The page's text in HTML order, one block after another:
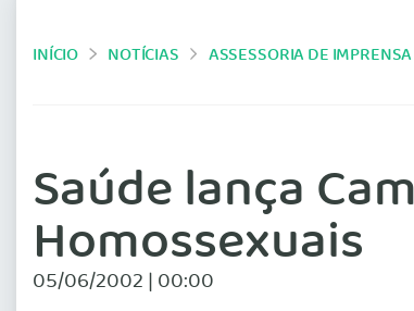
INÍCIO NOTÍCIAS ASSESSORIA DE IMPRENSA
Saúde lança
Homossexuais
05/06/2002 | 00:00